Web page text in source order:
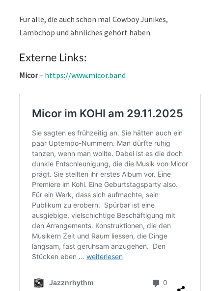
Für alle, die auch schon mal Cowboy Junikes,
Lambchop und ähnliches gehört haben.
Externe Links:
Micor– https://www.micor.band